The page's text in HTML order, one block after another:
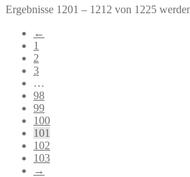
Ergebnisse 1201 – 1212 von 1225
←
1
2
3
…
98
99
100
101
102
103
→